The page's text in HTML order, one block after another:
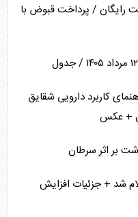
رایگان / پرداخت قبوض با
کاربرد دارویی شقایق
+ عکس
بر اثر سرطان
سایپا ۱۵۱ مرداد ۱۴۰۵ اعلام شد + جزئیات افزایش